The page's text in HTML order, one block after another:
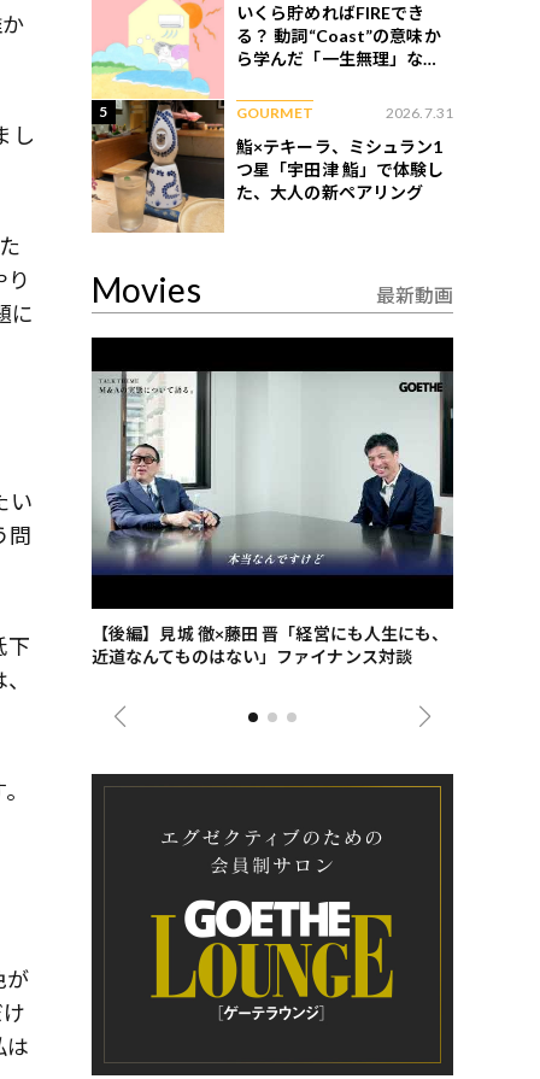
し
り
に
い
問
下
が
は
いくら貯めればFIREでき
る？ 動詞“Coast”の意味か
ら学んだ「一生無理」な切
5 GOURMET 2026.7.31
鮨×テキーラ、ミシュラン1
つ星「宇田津 鮨」で体験し
た、大人の新ペアリング
Movies 最新動画
た、海最
【後編】見城 徹×藤田 晋「経営にも人生にも、
近道なんてものはない」ファイナンス対談